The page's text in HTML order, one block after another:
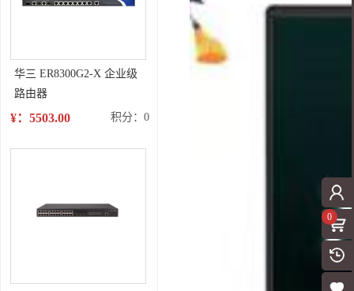
华三 ER8300G2-X 企业级
路由器
¥：5503.00 积分：0
0